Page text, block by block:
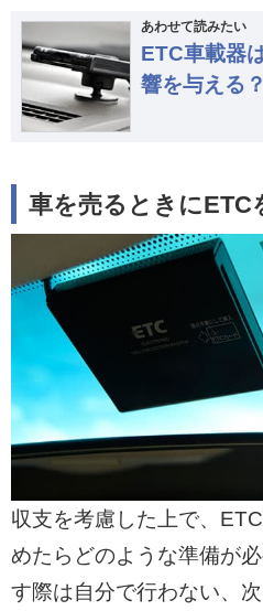
あわせて読みたい
ETC車載器
響を与える
車を売るときにETC
収支を考慮した上で、
めたらどのような準備が
す際は自分で行わない、